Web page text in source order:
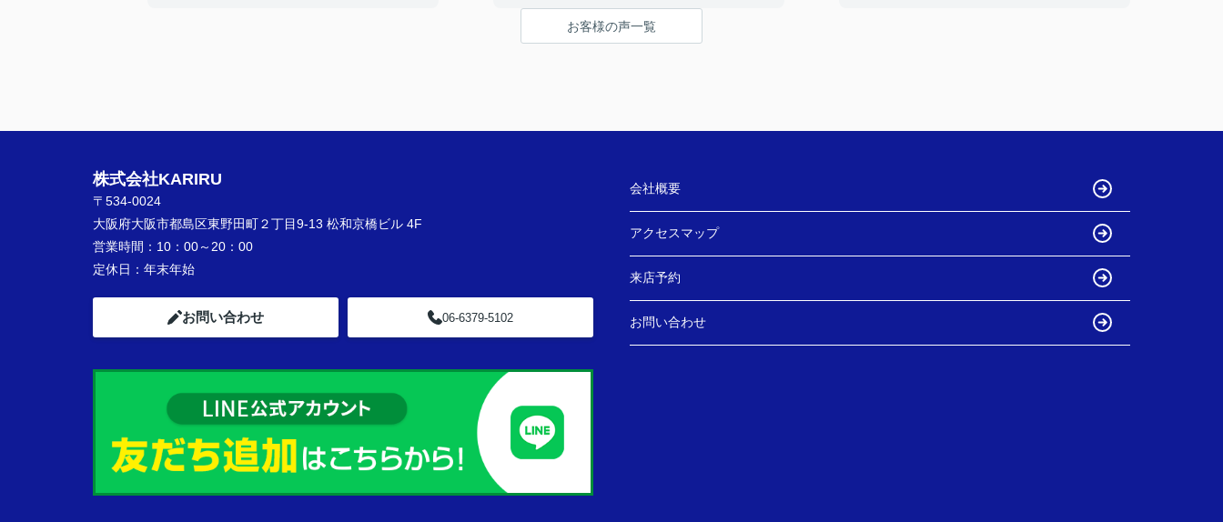
らえたりとにかく対応が早くてストレスなく部
屋探しできました。
お客様の声一覧
株式会社KARIRU
〒534-0024
大阪府大阪市都島区東野田町２丁目9-13 松和京橋ビル 4F
営業時間： 10：00～20：00
定休日： 年末年始
お問い合わせ 06-6379-5102
会社概要
アクセスマップ
来店予約
お問い合わせ